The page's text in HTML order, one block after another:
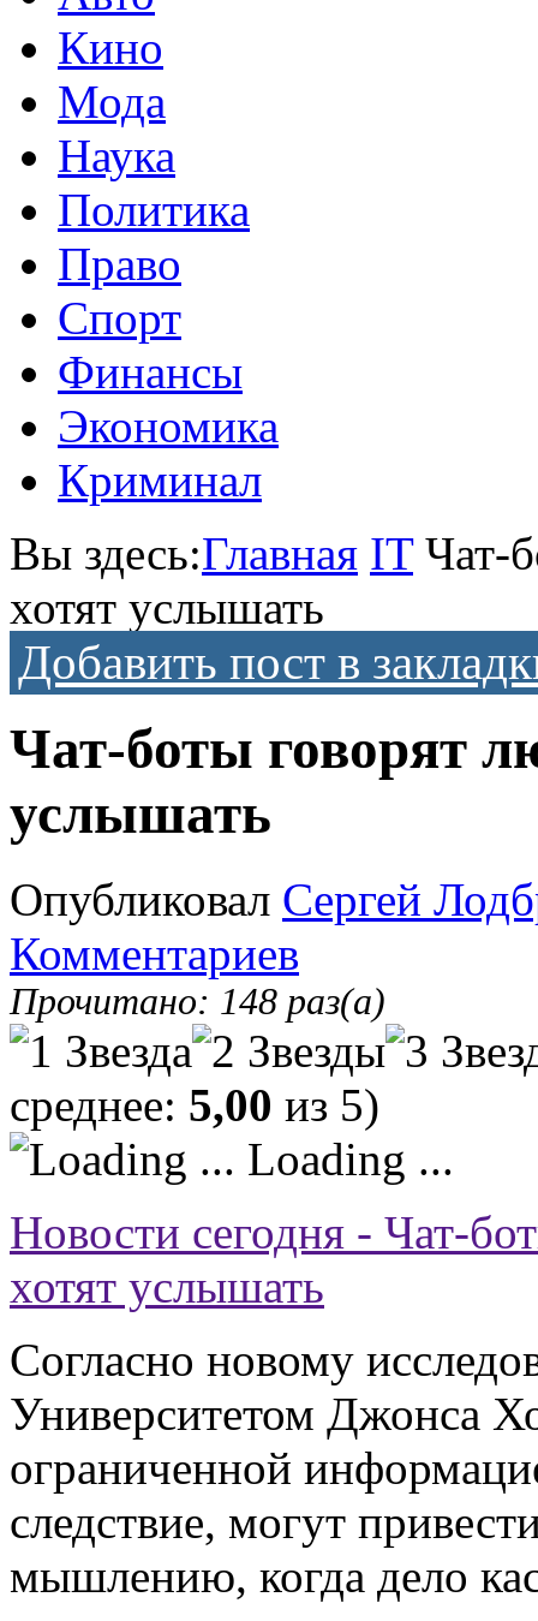
Кино
Мода
Наука
Политика
Право
Спорт
Финансы
Экономика
Криминал
Вы здесь:Главная IT Чат-
хотят услышать
Добавить пост в
Чат-боты говорят
услышать
Опубликовал Сергей
Комментариев
Прочитано: 148 раз(а)
среднее: 5,00 из 5)
Loading ...
Новости сегодня - Чат-
хотят услышать
Согласно новому
Университетом Джонса
ограниченной
следствие, могут
мышлению, когда дело